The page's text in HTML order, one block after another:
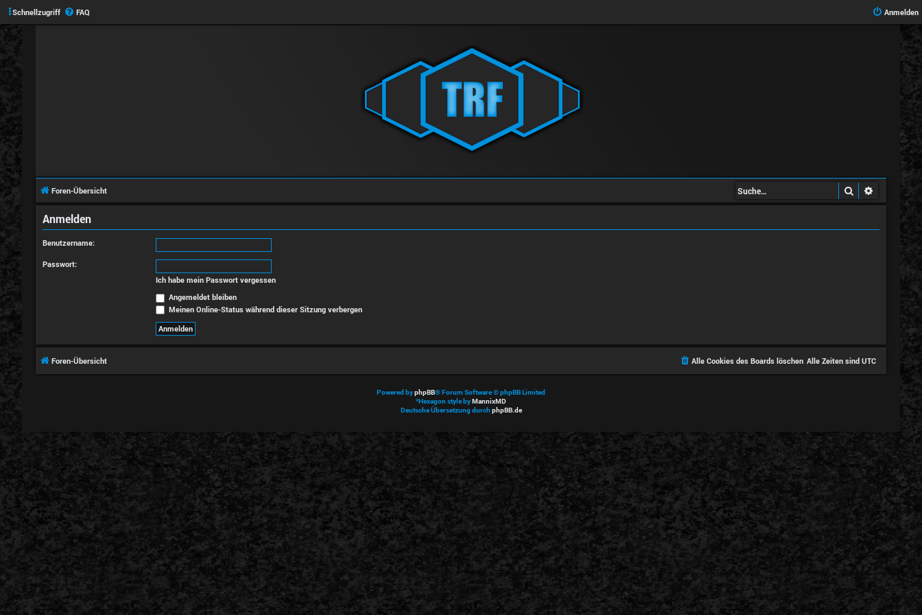
Schnellzugriff FAQ Anmelden
Foren-Übersicht Suche Erweiterte
Anmelden
Benutzername:
Passwort:
Ich habe mein Passwort vergessen
Angemeldet bleiben
Meinen Online-Status während dieser Sitzung verbergen
Foren-Übersicht Alle Zeiten sind UTC
Alle Cookies des Boards löschen
Powered byphpBB® Forum Software © phpBB Limited
*Hexagon style byMannixMD
Deutsche Übersetzung durchphpBB.de